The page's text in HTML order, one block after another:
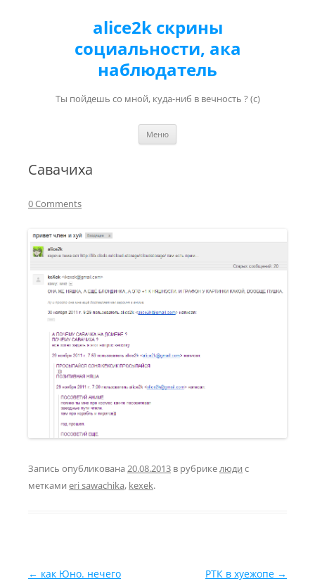
alice2k скрины
социальности, ака
наблюдатель
Ты пойдешь со мной, куда-ниб в вечность ? (с)
Меню
Савачиха
0 Comments
Запись опубликована 20.08.2013 в рубрикелюди с
метками eri sawachika, kexek.
Навигация по записям
← как Юно. нечего
РТК в хуежопе →